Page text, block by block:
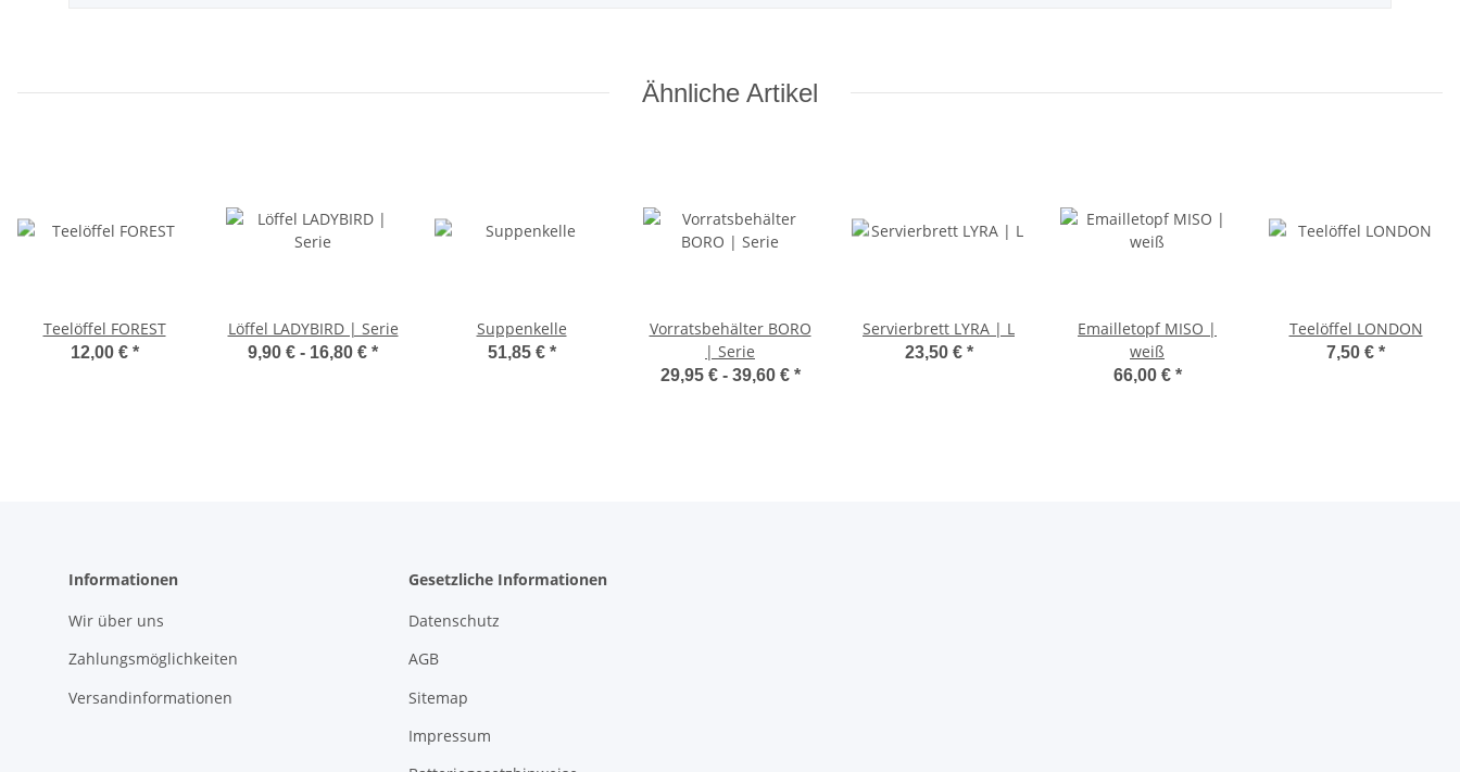
Ähnliche Artikel
Teelöffel FOREST
12,00 € *
Löffel LADYBIRD | Serie
9,90 € - 16,80 € *
Suppenkelle
51,85 € *
Vorratsbehälter BORO
| Serie
29,95 € - 39,60 € *
Servierbrett LYRA | L
23,50 € *
Emailletopf MISO |
weiß
66,00 € *
Teelöffel LONDON
7,50 € *
Informationen
Wir über uns
Zahlungsmöglichkeiten
Versandinformationen
Gesetzliche Informationen
Datenschutz
AGB
Sitemap
Impressum